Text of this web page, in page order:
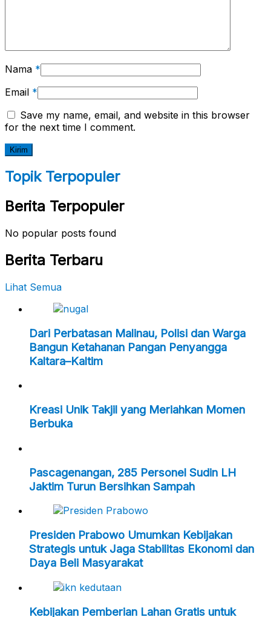
Nama *
Email *
Save my name, email, and website in this browser
for the next time I comment.
Topik Terpopuler
Berita Terpopuler
No popular posts found
Berita Terbaru
Lihat Semua
Dari Perbatasan Malinau, Polisi dan Warga
Bangun Ketahanan Pangan Penyangga
Kaltara–Kaltim
Kreasi Unik Takjil yang Meriahkan Momen
Berbuka
Pascagenangan, 285 Personel Sudin LH
Jaktim Turun Bersihkan Sampah
Presiden Prabowo Umumkan Kebijakan
Strategis untuk Jaga Stabilitas Ekonomi dan
Daya Beli Masyarakat
Kebijakan Pemberian Lahan Gratis untuk